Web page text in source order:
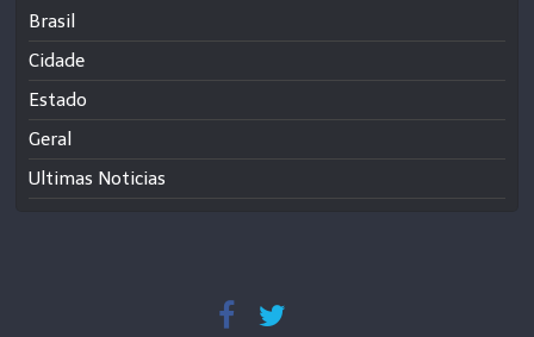
Brasil
Cidade
Estado
Geral
Ultimas Noticias